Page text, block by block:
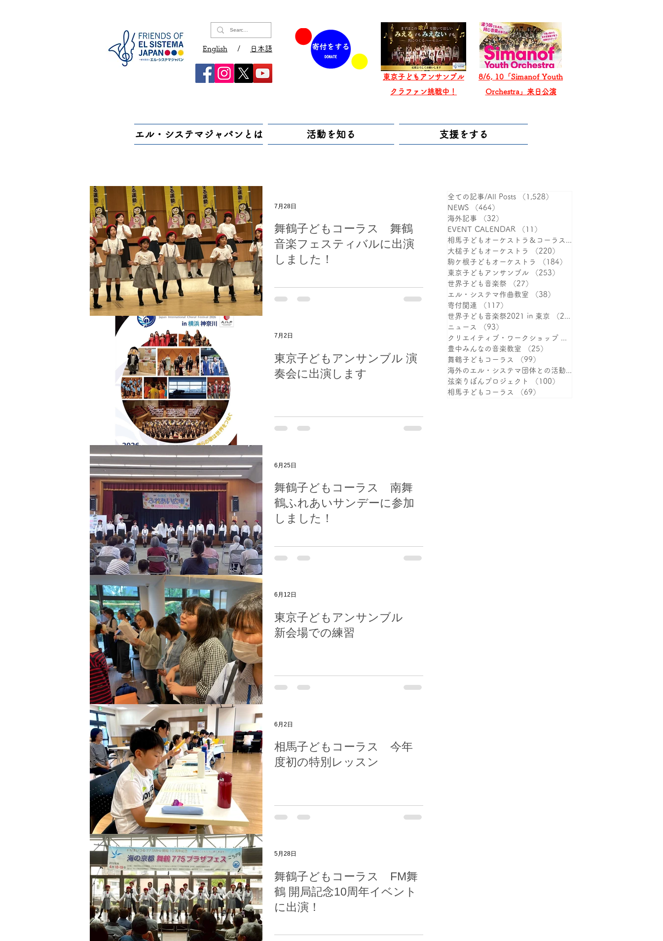
English / 日本語
東京子どもアンサンブル
​クラファン挑戦中！
8/6, 10「Simanof Youth
Orchestra」来日公演
エル・システマジャパンとは 活動を知る 支援をする
舞鶴子どもコーラス 舞鶴
音楽フェスティバルに出演
しました！
7月28日
東京子どもアンサンブル 演
奏会に出演します
7月2日
舞鶴子どもコーラス 南舞
鶴ふれあいサンデーに参加
しました！
6月25日
東京子どもアンサンブル
新会場での練習
6月12日
相馬子どもコーラス 今年
度初の特別レッスン
6月2日
舞鶴子どもコーラス FM舞
鶴 開局記念10周年イベント
に出演！
5月28日
全ての記事/All Posts （1,528）
NEWS
（464）
海外記事
（32）
EVENT CALENDAR
（11）
相馬子どもオーケストラ＆コーラス（387）
大槌子どもオーケストラ
（220）
駒ケ根子どもオーケストラ
（184）
東京子どもアンサンブル
（253）
世界子ども音楽祭
（27）
エル・システマ作曲教室
（38）
寄付関連
（117）
世界子ども音楽祭2021 in 東京
（25）
ニュース
（93）
クリエイティブ・ワークショップ （38）
豊中みんなの音楽教室
（25）
舞鶴子どもコーラス
（99）
海外のエル・システマ団体との活動（15）
弦楽りぼんプロジェクト
（100）
相馬子どもコーラス
（69）